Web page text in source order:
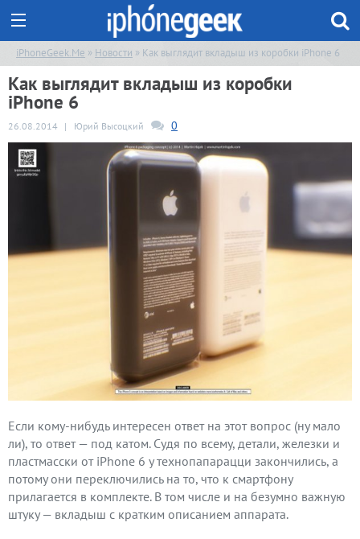
iPhoneGeek.Me » Новости » Как выглядит вкладыш из коробки iPhone 6
Как выглядит вкладыш из коробки
iPhone 6
26.08.2014 | Юрий Высоцкий 0
Если кому-нибудь интересен ответ на этот вопрос (ну мало
ли), то ответ — под катом. Судя по всему, детали, железки и
пластмасски от iPhone 6 у технопапарацци закончились, а
потому они переключились на то, что к смартфону
прилагается в комплекте. В том числе и на безумно важную
штуку — вкладыш с кратким описанием аппарата.